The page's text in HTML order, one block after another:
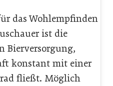
das Wohlempfinden
ist die
Bierversorgung,
konstant mit einer
fließt. Möglich